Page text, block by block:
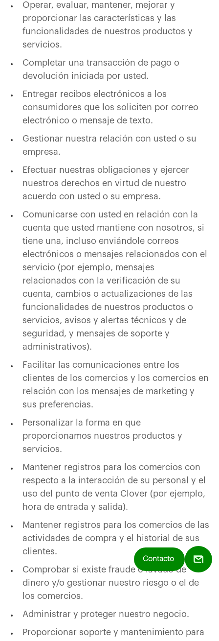
Contacto
Operar, evaluar, mantener, mejorar y
proporcionar las características y las
funcionalidades de nuestros productos y
servicios.
Completar una transacción de pago o
devolución iniciada por usted.
Entregar recibos electrónicos a los
consumidores que los soliciten por correo
electrónico o mensaje de texto.
Gestionar nuestra relación con usted o su
empresa.
Efectuar nuestras obligaciones y ejercer
nuestros derechos en virtud de nuestro
acuerdo con usted o su empresa.
Comunicarse con usted en relación con la
cuenta que usted mantiene con nosotros, si
tiene una, incluso enviándole correos
electrónicos o mensajes relacionados con el
servicio (por ejemplo, mensajes
relacionados con la verificación de su
cuenta, cambios o actualizaciones de las
funcionalidades de nuestros productos o
servicios, avisos y alertas técnicos y de
seguridad, y mensajes de soporte y
administrativos).
Facilitar las comunicaciones entre los
clientes de los comercios y los comercios en
relación con los mensajes de marketing y
sus preferencias.
Personalizar la forma en que
proporcionamos nuestros productos y
servicios.
Mantener registros para los comercios con
respecto a la interacción de su personal y el
uso del punto de venta Clover (por ejemplo,
hora de entrada y salida).
Mantener registros para los comercios de las
actividades de compra y el historial de sus
clientes.
Comprobar si existe fraude o lavado de
dinero y/o gestionar nuestro riesgo o el de
los comercios.
Administrar y proteger nuestro negocio.
Proporcionar soporte y mantenimiento para